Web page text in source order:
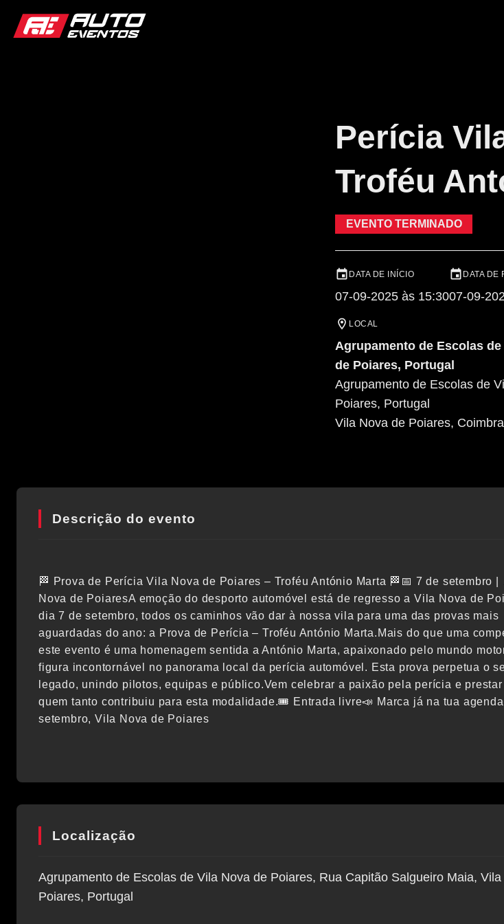
Perícia
Troféu
EVENTO TERMINADO
DATA DE INÍCIO
07-09-2025 às 15:30
DATA DE
07-09-
LOCAL
Agrupamento de Escolas
de Poiares, Portugal
Agrupamento de Escolas de
Poiares, Portugal
Vila Nova de Poiares, Coimbra
Descrição do evento
🏁 Prova de Perícia Vila Nova de Poiares – Troféu António Marta 🏁📅 7 de setembro |
Nova de PoiaresA emoção do desporto automóvel está de regresso a Vila Nova de
dia 7 de setembro, todos os caminhos vão dar à nossa vila para uma das provas mais
aguardadas do ano: a Prova de Perícia – Troféu António Marta.Mais do que uma
este evento é uma homenagem sentida a António Marta, apaixonado pelo mundo
figura incontornável no panorama local da perícia automóvel. Esta prova perpetua o
legado, unindo pilotos, equipas e público.Vem celebrar a paixão pela perícia e
quem tanto contribuiu para esta modalidade.🎟️ Entrada livre📣 Marca já na tua
setembro, Vila Nova de Poiares
Localização
Agrupamento de Escolas de Vila Nova de Poiares, Rua Capitão Salgueiro Maia,
Poiares, Portugal